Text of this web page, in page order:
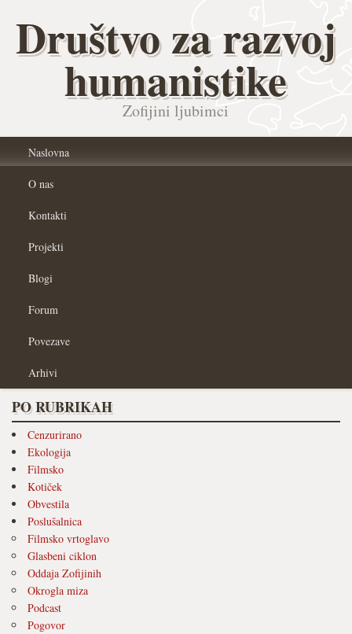
Društvo za razvoj
humanistike
Zofijini ljubimci
Naslovna
O nas
Kontakti
Projekti
Blogi
Forum
Povezave
Arhivi
PO RUBRIKAH
Cenzurirano
Ekologija
Filmsko
Kotiček
Obvestila
Poslušalnica
Filmsko vrtoglavo
Glasbeni ciklon
Oddaja Zofijinih
Okrogla miza
Podcast
Pogovor